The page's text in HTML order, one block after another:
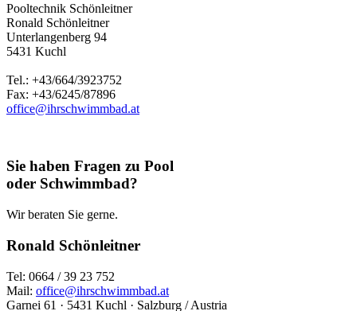
Pooltechnik Schönleitner
Ronald Schönleitner
Unterlangenberg 94
5431 Kuchl
Tel.: +43/664/3923752
Fax: +43/6245/87896
office@ihrschwimmbad.at
Sie haben Fragen zu Pool
oder Schwimmbad?
Wir beraten Sie gerne.
Ronald Schönleitner
Tel: 0664 / 39 23 752
Mail: office@ihrschwimmbad.at
Garnei 61 · 5431 Kuchl · Salzburg / Austria